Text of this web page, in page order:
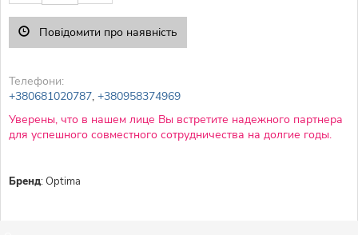
Повідомити про наявність
Телефони:
+380681020787, +380958374969
Уверены, что в нашем лице Вы встретите надежного партнера
для успешного совместного сотрудничества на долгие годы.
Бренд:Optima